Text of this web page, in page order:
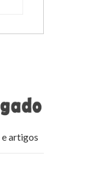
artigos